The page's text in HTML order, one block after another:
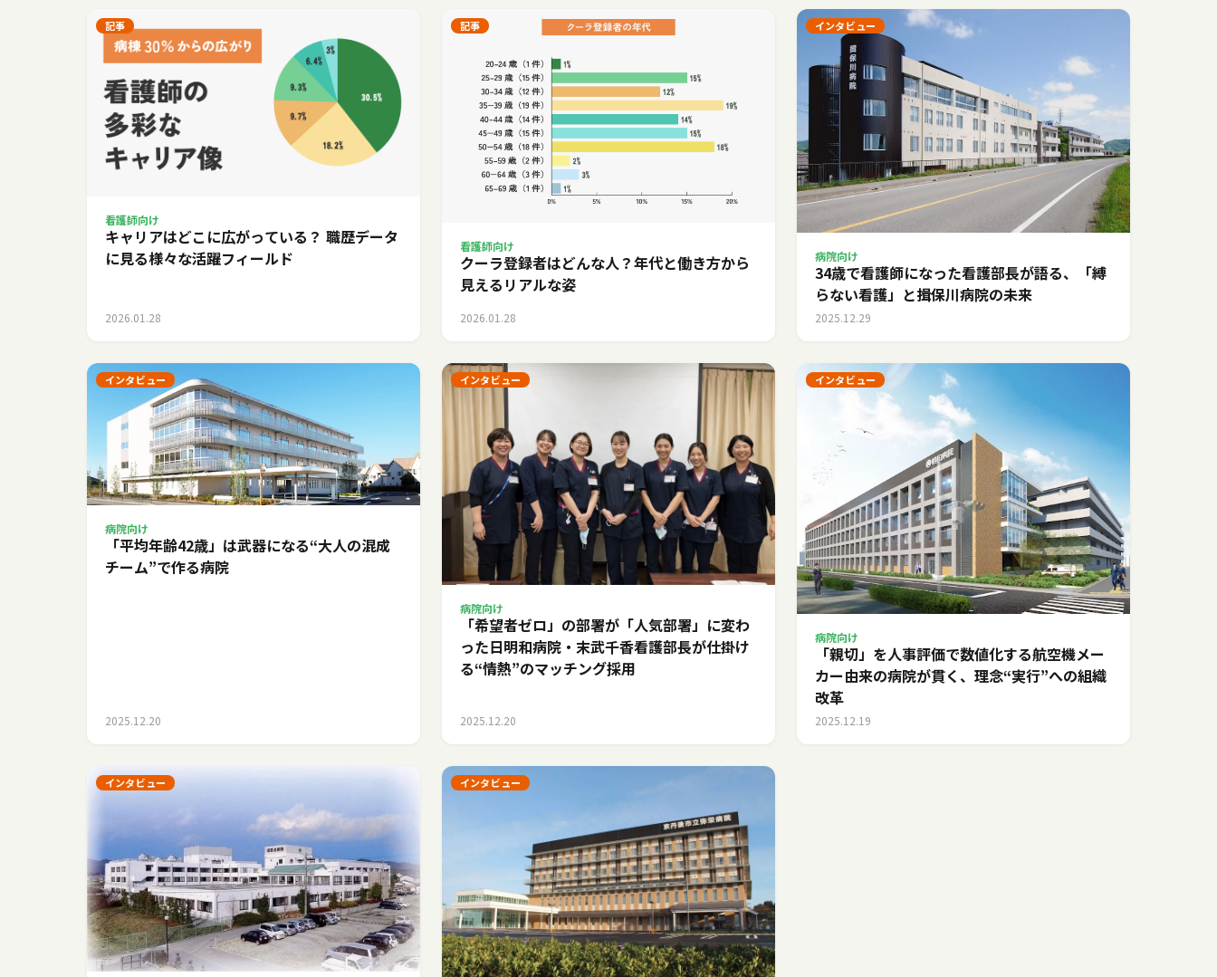
記事
看護師向け
キャリアはどこに広がっている？ 職歴データ
に見る様々な活躍フィールド
2026.01.28
記事
看護師向け
クーラ登録者はどんな人？年代と働き方から
見えるリアルな姿
2026.01.28
インタビュー
病院向け
34歳で看護師になった看護部長が語る、「縛
らない看護」と揖保川病院の未来
2025.12.29
インタビュー
病院向け
「平均年齢42歳」は武器になる――“大人の混成
チーム”で作る病院
2025.12.20
インタビュー
病院向け
「希望者ゼロ」の部署が「人気部署」に変わ
った日――明和病院・末武千香看護部長が仕掛け
る“情熱”のマッチング採用
2025.12.20
インタビュー
病院向け
「親切」を人事評価で数値化する――航空機メー
カー由来の病院が貫く、理念“実行”への組織
改革
2025.12.19
インタビュー インタビュー